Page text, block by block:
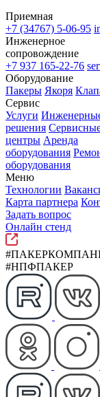
Приемная
+7 (34767) 5-06-95
Инженерное
сопровождение
+7 937 165-22-76
Оборудование
Пакеры Якоря
Сервис
Услуги
решения
центры Аренда
оборудования
оборудования
Меню
Технологии
Карта партнера
Задать вопрос
Онлайн стенд
#НПФПАКЕР